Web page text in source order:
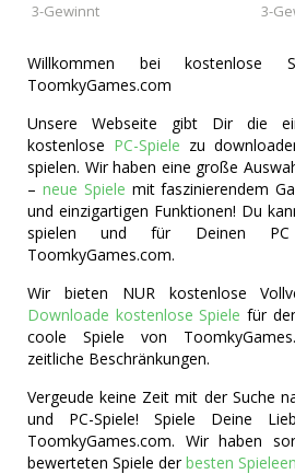
3-Gewinnt 3-
Willkommen bei kostenlose
ToomkyGames.com
Unsere Webseite gibt Dir die
kostenlose PC-Spiele zu
spielen. Wir haben eine große
– neue Spiele mit faszinierendem
und einzigartigen Funktionen! Du
spielen und für Deinen PC
ToomkyGames.com.
Wir bieten NUR kostenlose
Downloade kostenlose Spiele für
coole Spiele von
zeitliche Beschränkungen.
Vergeude keine Zeit mit der Suche
und PC-Spiele! Spiele Deine
ToomkyGames.com. Wir haben
bewerteten Spiele derbesten